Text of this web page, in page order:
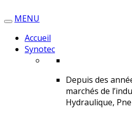
MENU
Accueil
Synotec
Depuis des
marchés de
Hydraulique,